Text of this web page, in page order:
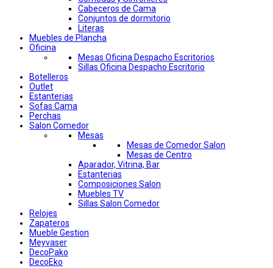
Cabeceros de Cama
Conjuntos de dormitorio
Literas
Muebles de Plancha
Oficina
Mesas Oficina Despacho Escritorios
Sillas Oficina Despacho Escritorio
Botelleros
Outlet
Estanterias
Sofas Cama
Perchas
Salon Comedor
Mesas
Mesas de Comedor Salon
Mesas de Centro
Aparador, Vitrina, Bar
Estanterias
Composiciones Salon
Muebles TV
Sillas Salon Comedor
Relojes
Zapateros
Mueble Gestion
Meyvaser
DecoPako
DecoEko